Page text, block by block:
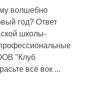
волшебно
год? Ответ
школы-
"Клуб
всё вок ...